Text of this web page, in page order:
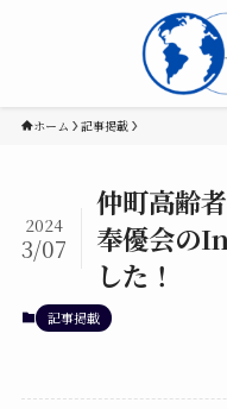
ホーム 記事掲載
仲町高齢
奉優会の
した！
2024
3/07
記事掲載